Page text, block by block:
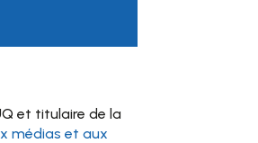
et titulaire de la
médias et aux